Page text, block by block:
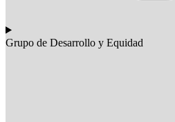
Grupo de Desarrollo y Equidad